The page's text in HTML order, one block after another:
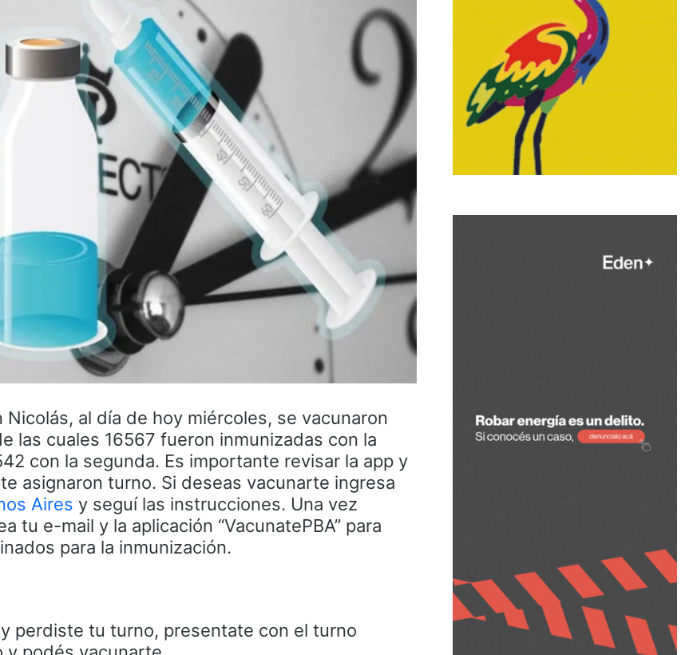
Nicolás, al día de hoy miércoles, se vacunaron
las cuales 16567 fueron inmunizadas con la
con la segunda. Es importante revisar la app y
asignaron turno. Si deseas vacunarte ingresa
Aires y seguí las instrucciones. Una vez
tu e-mail y la aplicación “VacunatePBA” para
para la inmunización.
perdiste tu turno, presentate con el turno